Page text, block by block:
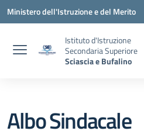
Vai ai contenuti
Vai al menu di navigazione
Vai al footer
Ministero dell'Istruzione e del Merito
Istituto d'Istruzione
Secondaria Superiore
Sciascia e Bufalino
Albo Sindacale